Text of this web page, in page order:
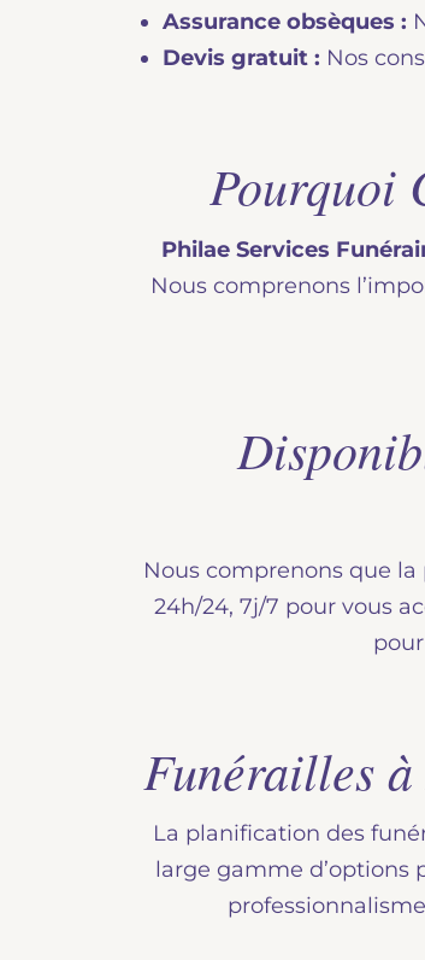
Assurance obsèques :
Devis gratuit : Nos
Pourquoi
Philae Services
Nous comprenons
Nous comprenons que
24h/24, 7j/7 pour vous
Funérailles
La planification des
large gamme d’options